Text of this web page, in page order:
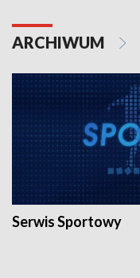
ARCHIWUM
Serwis Sportowy